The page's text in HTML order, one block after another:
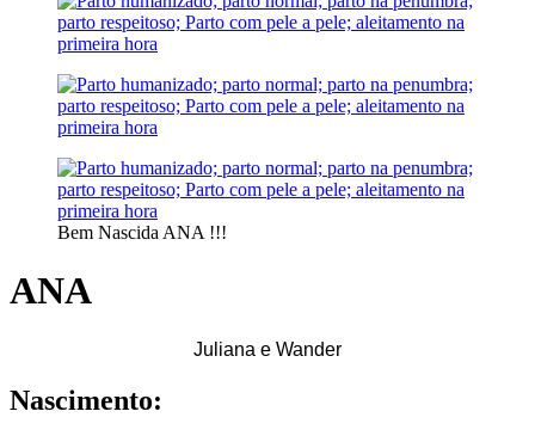
Bem Nascida ANA !!!
ANA
Juliana e Wander
Nascimento: